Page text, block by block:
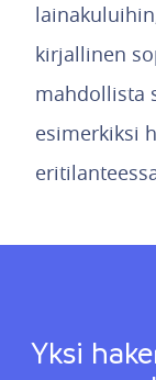
kirjallinen
mahdollista
esimerkiksi
Yksi